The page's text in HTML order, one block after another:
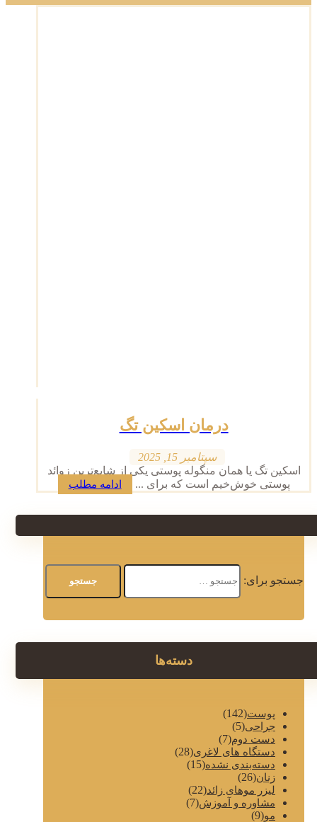
درمان اسکین تگ
سپتامبر 15, 2025
اسکین تگ یا همان منگوله پوستی یکی از شایع‌ترین زوائد
پوستی خوش‌خیم است که برای ...
ادامه مطلب
جستجو برای:
دسته‌ها
پوست(142)
جراحی(5)
دست دوم(7)
دستگاه های لاغری(28)
دسته‌بندی نشده(15)
زنان(26)
لیزر موهای زائد(22)
مشاوره و آموزش(7)
مو(9)